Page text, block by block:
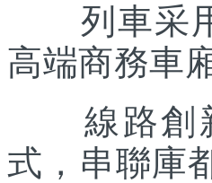
列車采用
高端商務車
線路創新
式，串聯庫